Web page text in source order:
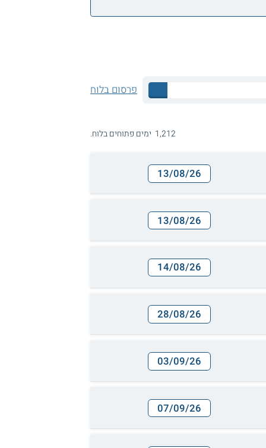
פרסום בלוח
1,212 ימים פתוחים בלוח.
13/08/26
13/08/26
14/08/26
28/08/26
03/09/26
07/09/26